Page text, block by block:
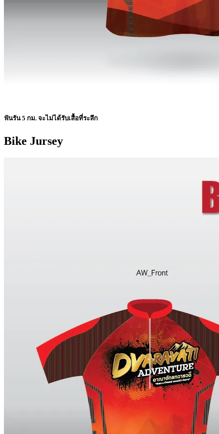
ฟันรัน 5 กม. จะไม่ได้รับเสื้อที่ระลึก
Bike Jursey